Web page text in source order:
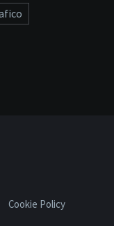
Cookie Policy